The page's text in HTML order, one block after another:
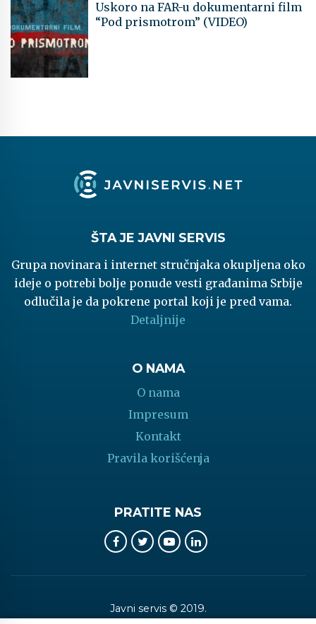
Uskoro na FAR-u dokumentarni film
“Pod prismotrom” (VIDEO)
ŠTA JE JAVNI SERVIS
Grupa novinara i internet stručnjaka okupljena oko
ideje o potrebi bolje ponude vesti građanima Srbije
odlučila je da pokrene portal koji je pred vama.
Detaljnije
O NAMA
O nama
Impresum
Kontakt
Pravila korišćenja
PRATITE NAS
Javni servis © 2019.